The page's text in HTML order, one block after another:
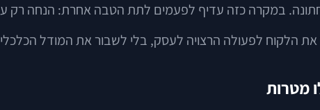
במקרה כזה עדיף לפעמים לתת הטבה אחרת: הנחה רק
את הלקוח לפעולה הרצויה לעסק, בלי לשבור את המודל
מטרות